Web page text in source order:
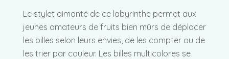
Le stylet aimanté de ce labyrinthe permet aux
jeunes amateurs de fruits bien mûrs de déplacer
les billes selon leurs envies, de les compter ou de
les trier par couleur. Les billes multicolores se